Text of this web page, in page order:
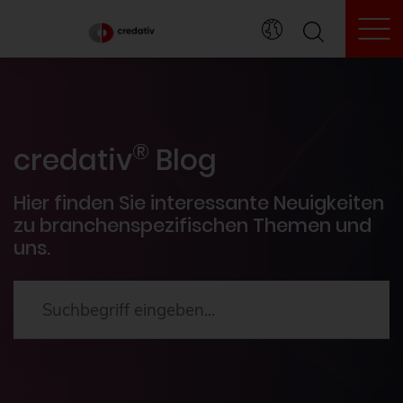
credativ® Blog
Hier finden Sie interessante Neuigkeiten
zu branchenspezifischen Themen und
uns.
Veranstaltungen
PostgreSQL®